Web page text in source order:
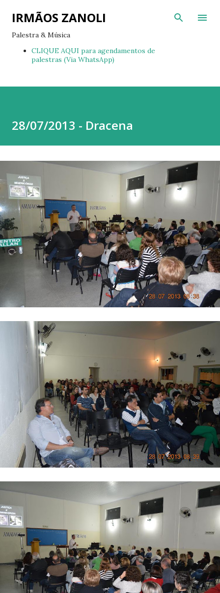
Pular para o conteúdo principal
IRMÃOS ZANOLI
Palestra & Música
CLIQUE AQUI para agendamentos de
palestras (Via WhatsApp)
28/07/2013 - Dracena